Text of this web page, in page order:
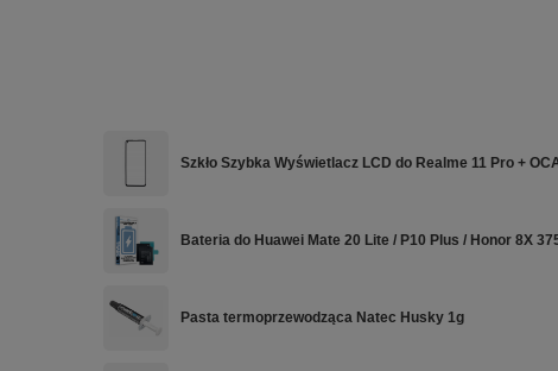
Szkło Szybka Wyświetlacz LCD do Realme 11 Pro +
Bateria do Huawei Mate 20 Lite / P10 Plus / Honor 8X
Pasta termoprzewodząca Natec Husky 1g